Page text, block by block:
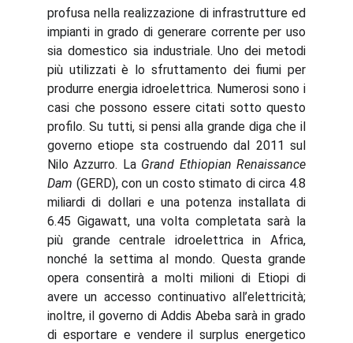
profusa nella realizzazione di infrastrutture ed
impianti in grado di generare corrente per uso
sia domestico sia industriale. Uno dei metodi
più utilizzati è lo sfruttamento dei fiumi per
produrre energia idroelettrica. Numerosi sono i
casi che possono essere citati sotto questo
profilo. Su tutti, si pensi alla grande diga che il
governo etiope sta costruendo dal 2011 sul
Nilo Azzurro. La Grand Ethiopian Renaissance
Dam (GERD), con un costo stimato di circa 4.8
miliardi di dollari e una potenza installata di
6.45 Gigawatt, una volta completata sarà la
più grande centrale idroelettrica in Africa,
nonché la settima al mondo. Questa grande
opera consentirà a molti milioni di Etiopi di
avere un accesso continuativo all’elettricità;
inoltre, il governo di Addis Abeba sarà in grado
di esportare e vendere il surplus energetico